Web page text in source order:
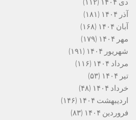
دی ۱۴۰۴
(۱۱۲)
آذر ۱۴۰۴
(۱۸۱)
آبان ۱۴۰۴
(۱۶۸)
مهر ۱۴۰۴
(۱۷۹)
شهریور ۱۴۰۴
(۱۹۱)
مرداد ۱۴۰۴
(۱۱۶)
تیر ۱۴۰۴
(۵۳)
خرداد ۱۴۰۴
(۴۸)
اردیبهشت ۱۴۰۴
(۱۴۶)
فروردین ۱۴۰۴
(۸۳)